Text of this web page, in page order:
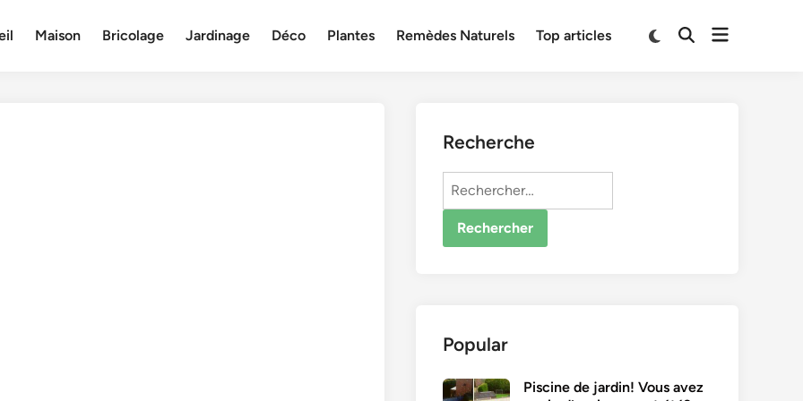
Maison Bricolage Jardinage Déco Plantes Remèdes Naturels Top articles
SwitchOpenOpen
Recherche
Rechercher :
Popular
Piscine de jardin! Vous avez